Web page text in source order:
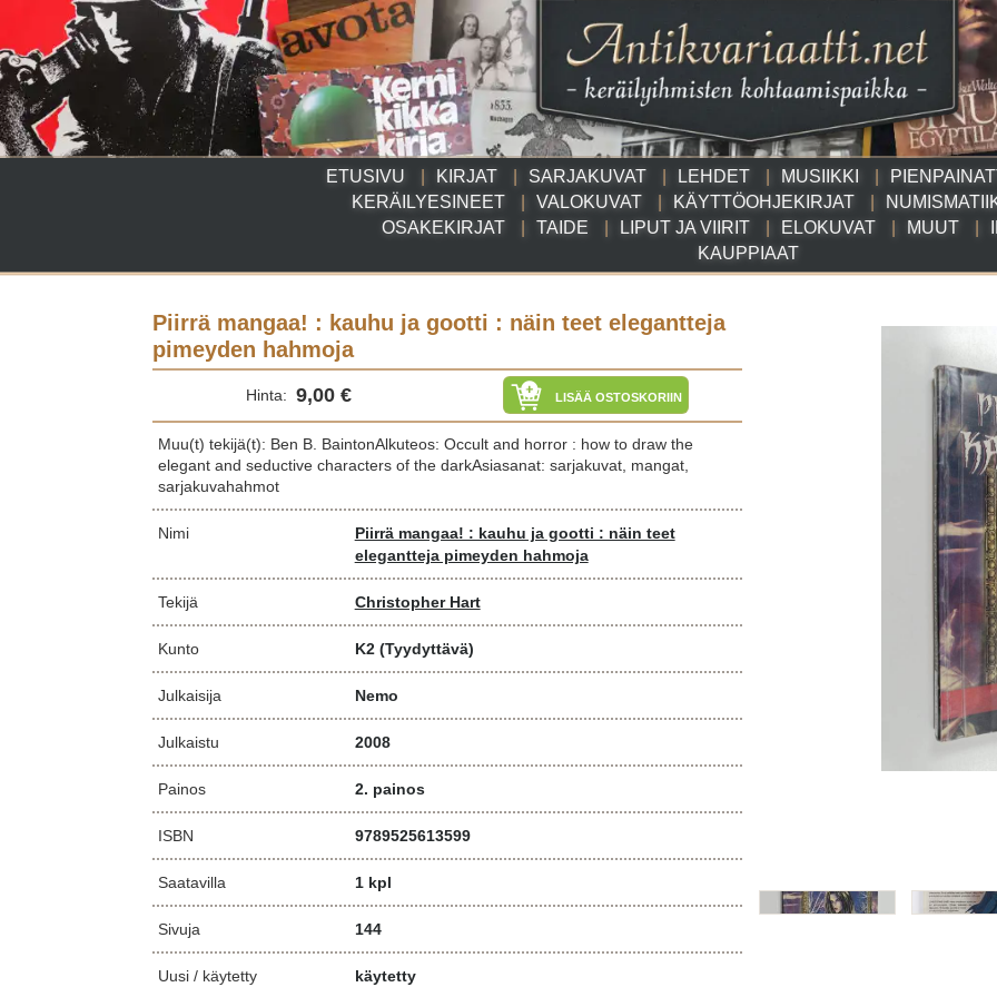
ETUSIVU KIRJAT SARJAKUVAT LEHDET MUSIIKKI
KERÄILYESINEET
VALOKUVAT KÄYTTÖOHJEKIRJAT
OSAKEKIRJAT
TAIDE LIPUT JA VIIRIT ELOKUVAT MUUT
KAUPPIAAT
Piirrä mangaa! : kauhu ja gootti : näin teet elegantteja
pimeyden hahmoja
Hinta: 9,00 € LISÄÄ OSTOSKORIIN
Muu(t) tekijä(t): Ben B. BaintonAlkuteos: Occult and horror : how to draw the
elegant and seductive characters of the darkAsiasanat: sarjakuvat, mangat,
sarjakuvahahmot
Nimi
Piirrä mangaa! : kauhu ja gootti : näin teet
elegantteja pimeyden hahmoja
Tekijä Christopher Hart
Kunto K2 (Tyydyttävä)
Julkaisija Nemo
Julkaistu 2008
Painos 2. painos
ISBN 9789525613599
Saatavilla 1 kpl
Sivuja 144
Uusi / käytetty käytetty